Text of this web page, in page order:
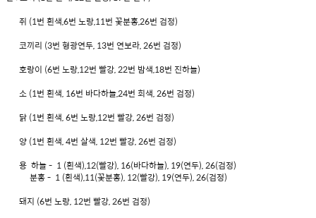
쥐 (1번 흰색,6번 노랑,11번 꽃분홍,26번 검정)
코끼리 (3번 형광연두, 13번 연보라, 26번 검정)
호랑이 (6번 노랑,12번 빨강, 22번 밤색,18번 진하늘)
소 (1번 흰색, 16번 바다하늘,24번 회색, 26번 검정)
닭 (1번 흰색, 6번 노랑,12번 빨강, 26번 검정)
양 (1번 흰색, 4번 살색, 12번 빨강, 26번 검정)
용 하늘 - 1 (흰색),12(빨강), 16(바다하늘), 19(연두), 26(검정)
분홍 - 1 (흰색),11(꽃분홍), 12(빨강), 19(연두), 26(검정)
돼지 (6번 노랑, 12번 빨강, 26번 검정)